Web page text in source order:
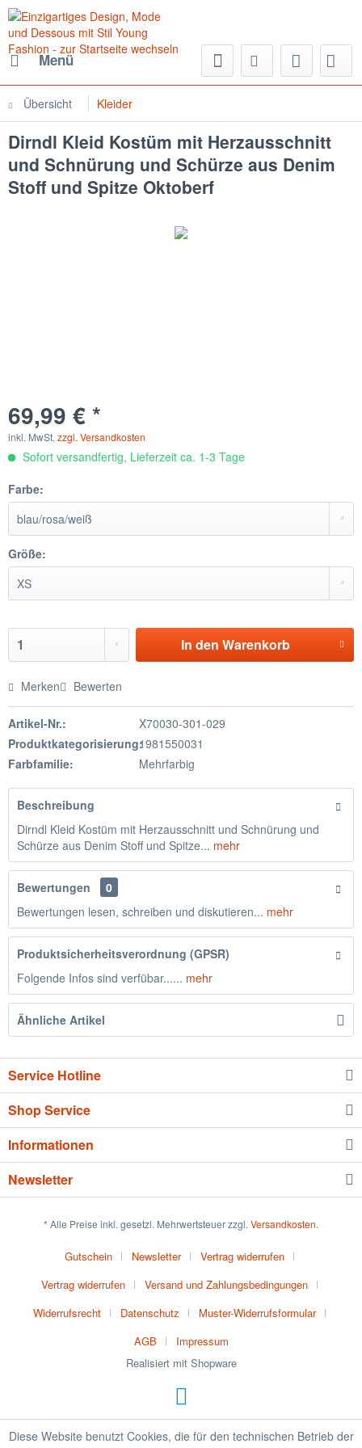
Menü
Übersicht Kleider
Dirndl Kleid Kostüm mit Herzausschnitt
und Schnürung und Schürze aus Denim
Stoff und Spitze Oktoberf
69,99 € *
inkl. MwSt. zzgl. Versandkosten
Sofort versandfertig, Lieferzeit ca. 1-3 Tage
Farbe:
Größe:
In den Warenkorb
Merken Bewerten
Artikel-Nr.:
X70030-301-029
Produktkategorisierung:1981550031
Farbfamilie:
Mehrfarbig
Beschreibung
Dirndl Kleid Kostüm mit Herzausschnitt und Schnürung und
Schürze aus Denim Stoff und Spitze... mehr
Bewertungen
0
Bewertungen lesen, schreiben und diskutieren... mehr
Produktsicherheitsverordnung (GPSR)
Folgende Infos sind verfübar...... mehr
Ähnliche Artikel
Service Hotline
Shop Service
Informationen
Newsletter
* Alle Preise inkl. gesetzl. Mehrwertsteuer zzgl. Versandkosten.
Gutschein Newsletter
Vertrag widerrufen
Vertrag widerrufen
Versand und Zahlungsbedingungen
Widerrufsrecht
Datenschutz
Muster-Widerrufsformular
AGB
Impressum
Realisiert mit Shopware
Diese Website benutzt Cookies, die für den technischen Betrieb der